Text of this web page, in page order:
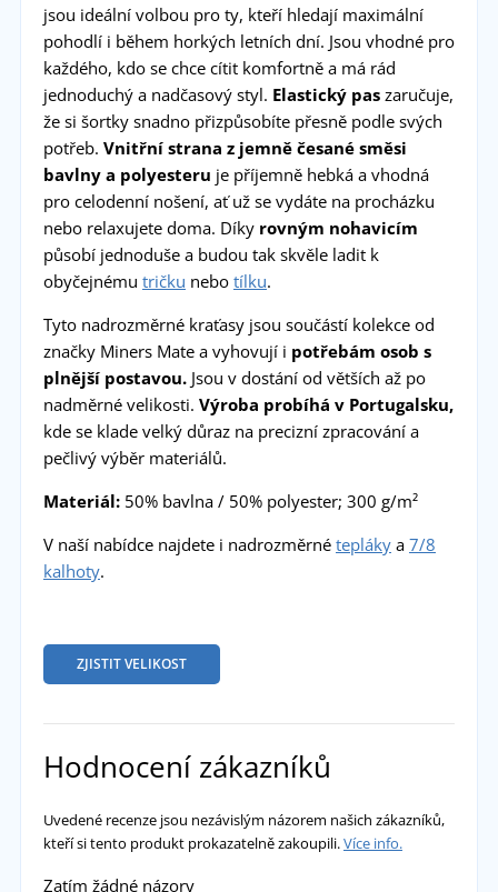
jsou ideální volbou pro ty, kteří hledají maximální
pohodlí i během horkých letních dní. Jsou vhodné pro
každého, kdo se chce cítit komfortně a má rád
jednoduchý a nadčasový styl. Elastický paszaručuje,
že si šortky snadno přizpůsobíte přesně podle svých
potřeb. Vnitřní strana z jemně česané směsi
bavlny a polyesteru je příjemně hebká a vhodná
pro celodenní nošení, ať už se vydáte na procházku
nebo relaxujete doma. Díky rovným nohavicím
působí jednoduše a budou tak skvěle ladit k
obyčejnému tričku nebo tílku.
Tyto nadrozměrné kraťasy jsou součástí kolekce od
značky Miners Mate a vyhovují i potřebám osob s
plnější postavou.Jsou v dostání od větších až po
nadměrné velikosti. Výroba probíhá v Portugalsku,
kde se klade velký důraz na precizní zpracování a
pečlivý výběr materiálů.
Materiál:50% bavlna / 50% polyester; 300 g/m²
V naší nabídce najdete i nadrozměrné teplákya 7/8
kalhoty.
ZJISTIT VELIKOST
Hodnocení zákazníků
Uvedené recenze jsou nezávislým názorem našich zákazníků,
kteří si tento produkt prokazatelně zakoupili.Více info.
Zatím žádné názory